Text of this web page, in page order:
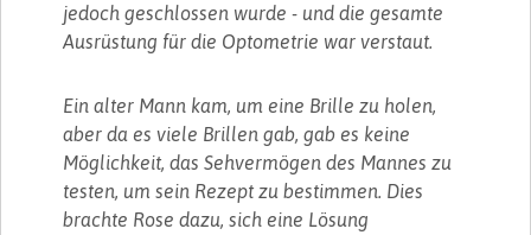
jedoch geschlossen wurde - und die gesamte
Ausrüstung für die Optometrie war verstaut.
Ein alter Mann kam, um eine Brille zu holen,
aber da es viele Brillen gab, gab es keine
Möglichkeit, das Sehvermögen des Mannes zu
testen, um sein Rezept zu bestimmen. Dies
brachte Rose dazu, sich eine Lösung